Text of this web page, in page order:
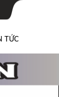
TỨC